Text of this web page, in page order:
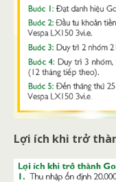
Lợi ích khi trở